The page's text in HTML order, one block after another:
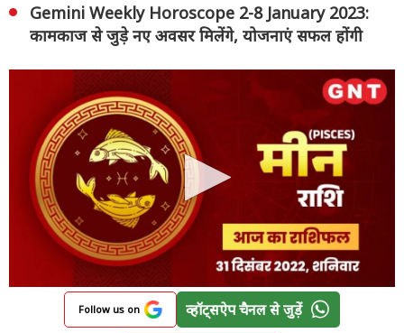
Gemini Weekly Horoscope 2-8 January 2023:
कामकाज से जुड़े नए अवसर मिलेंगे, योजनाएं सफल होंगी
Follow us on व्हॉट्सऐप चैनल से जुड़ें